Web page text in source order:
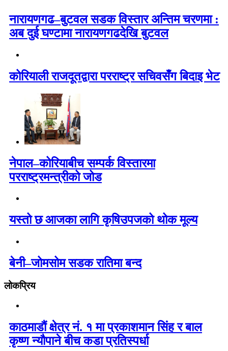
नारायणगढ–बुटवल सडक विस्तार अन्तिम चरणमा :
अब दुई घण्टामा नारायणगढदेखि बुटवल
कोरियाली राजदूतद्वारा परराष्ट्र सचिवसँग बिदाइ भेट
नेपाल–कोरियाबीच सम्पर्क विस्तारमा
परराष्ट्रमन्त्रीको जोड
यस्तो छ आजका लागि कृषिउपजको थोक मूल्य
बेनी–जोमसोम सडक रातिमा बन्द
लोकप्रिय
काठमाडौं क्षेत्र नं. १ मा प्रकाशमान सिंह र बाल
कृष्ण न्यौपाने बीच कडा प्रतिस्पर्धा